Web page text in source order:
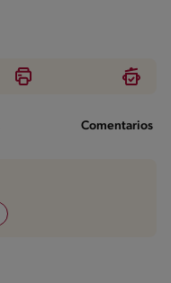
Comentarios